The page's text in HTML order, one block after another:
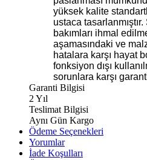
yüksek kalite
ustaca
bakımları ihmal
aşamasındaki ve
hatalara karşı hayat
fonksiyon dışı
sorunlara karşı
Garanti Bilgisi
2 Yıl
Teslimat Bilgisi
Aynı Gün Kargo
Ödeme Seçenekleri
Yorumlar
İade Koşulları